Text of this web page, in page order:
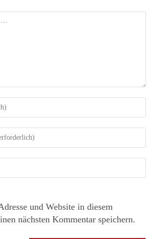
und Website in diesem
nächsten Kommentar speichern.